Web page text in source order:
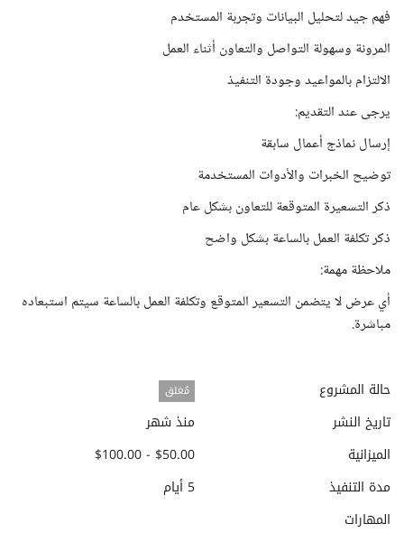
فهم جيد لتحليل البيانات وتجربة المستخدم
المرونة وسهولة التواصل والتعاون أثناء العمل
الالتزام بالمواعيد وجودة التنفيذ
يرجى عند التقديم:
إرسال نماذج أعمال سابقة
توضيح الخبرات والأدوات المستخدمة
ذكر التسعيرة المتوقعة للتعاون بشكل عام
ذكر تكلفة العمل بالساعة بشكل واضح
ملاحظة مهمة:
أي عرض لا يتضمن التسعير المتوقع وتكلفة العمل بالساعة سيتم استبعاده
مباشرة.
حالة المشروع مُغلق
تاريخ النشر
منذ شهر
الميزانية
$50.00 - $100.00
مدة التنفيذ
5 أيام
المهارات